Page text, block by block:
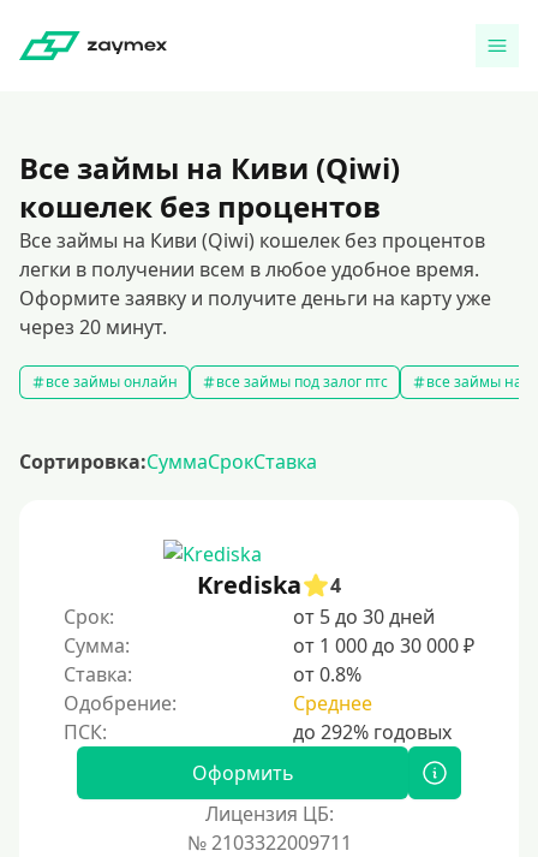
Все займы на Киви (Qiwi)
кошелек без процентов
Все займы на Киви (Qiwi) кошелек без процентов
легки в получении всем в любое удобное время.
Оформите заявку и получите деньги на карту уже
через 20 минут.
все займы онлайн все займы под залог птс все займы на
Сортировка:СуммаСрокСтавка
Krediska
4
Срок:
от 5 до 30 дней
Сумма:
от 1 000 до 30 000 ₽
Ставка:
от 0.8%
Одобрение:
Среднее
Оформить
Лицензия ЦБ:
№ 2103322009711